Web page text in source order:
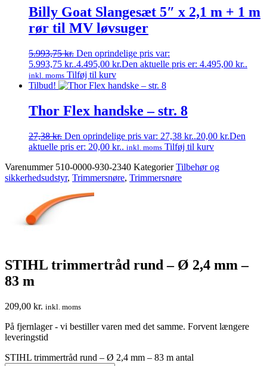
Billy Goat Slangesæt 5″ x 2,1 m + 1 m
rør til MV løvsuger
5.993,75kr. Den oprindelige pris var:
5.993,75 kr..4.495,00 kr.Den aktuelle pris er: 4.495,00 kr..
inkl. moms Tilføj til kurv
Tilbud!
Thor Flex handske – str. 8
27,38kr. Den oprindelige pris var: 27,38 kr..20,00 kr.Den
aktuelle pris er: 20,00 kr.. inkl. moms Tilføj til kurv
Varenummer 510-0000-930-2340 Kategorier Tilbehør og
sikkerhedsudstyr, Trimmersnøre, Trimmersnøre
STIHL trimmertråd rund – Ø 2,4 mm –
83 m
209,00 kr. inkl. moms
På fjernlager - vi bestiller varen med det samme. Forvent længere
leveringstid
STIHL trimmertråd rund – Ø 2,4 mm – 83 m antal